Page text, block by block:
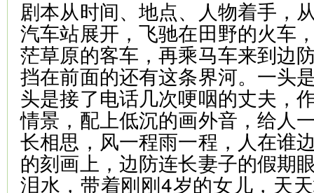
剧本从时间、地点、人物着手，
汽车站展开，飞驰在田野的火车
茫草原的客车，再乘马车来到边
挡在前面的还有这条界河。一头
头是接了电话几次哽咽的丈夫，
情景，配上低沉的画外音，给人
长相思，风一程雨一程，人在谁
的刻画上，边防连长妻子的假期
泪水，带着刚刚4岁的女儿，天